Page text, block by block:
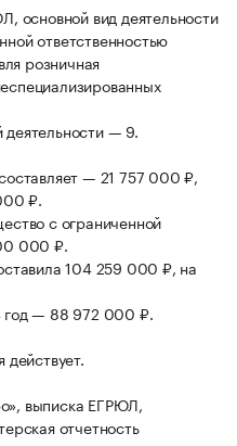
основной вид деятельности
ответственностью
розничная
— 9.
— 21 757 000 ₽,
₽.
с ограниченной
000 ₽.
104 259 000 ₽, на
год — 88 972 000 ₽.
выписка ЕГРЮЛ,
отчетность